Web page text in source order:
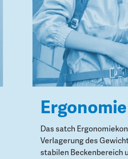
Ergonomie
Das satch
Verlagerung des
stabilen Beckenbereich